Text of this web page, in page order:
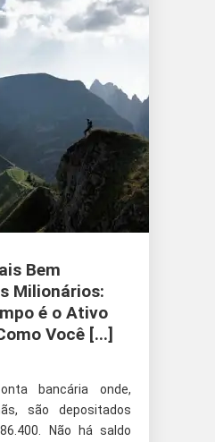
Bem
Milionários:
é o Ativo
Você [...]
bancária onde,
são depositados
Não há saldo